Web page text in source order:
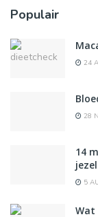
Populair
24
28
14
5
Wat